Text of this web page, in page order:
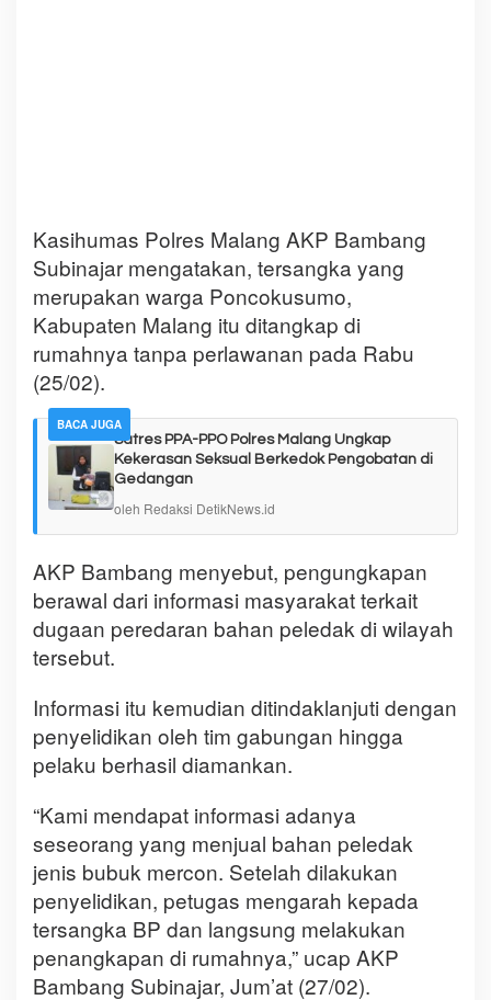
Kasihumas Polres Malang AKP Bambang
Subinajar mengatakan, tersangka yang
merupakan warga Poncokusumo,
Kabupaten Malang itu ditangkap di
rumahnya tanpa perlawanan pada Rabu
(25/02).
BACA JUGA
Satres PPA-PPO Polres Malang Ungkap
Kekerasan Seksual Berkedok Pengobatan di
Gedangan
oleh Redaksi DetikNews.id
AKP Bambang menyebut, pengungkapan
berawal dari informasi masyarakat terkait
dugaan peredaran bahan peledak di wilayah
tersebut.
Informasi itu kemudian ditindaklanjuti dengan
penyelidikan oleh tim gabungan hingga
pelaku berhasil diamankan.
“Kami mendapat informasi adanya
seseorang yang menjual bahan peledak
jenis bubuk mercon. Setelah dilakukan
penyelidikan, petugas mengarah kepada
tersangka BP dan langsung melakukan
penangkapan di rumahnya,” ucap AKP
Bambang Subinajar, Jum’at (27/02).